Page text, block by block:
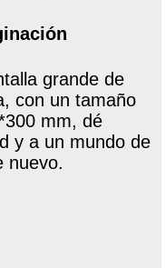
grande de
con un tamaño
mm, dé
y a un mundo de
nuevo.